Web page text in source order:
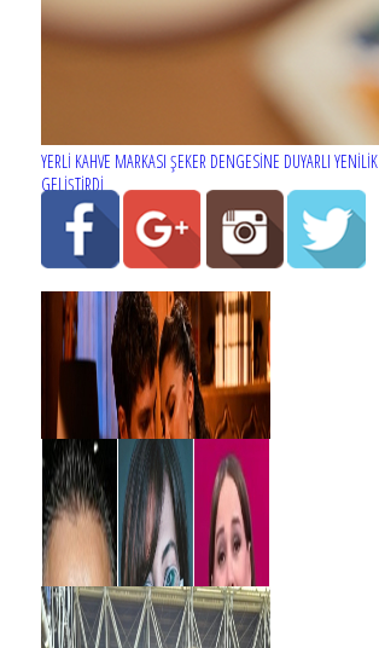
YERLİ KAHVE MARKASI ŞEKER DENGESİNE DUYARLI YENİLİK
GELİŞTİRDİ